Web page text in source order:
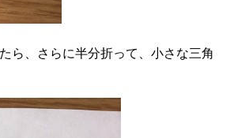
ら、さらに半分折って、小さな三角